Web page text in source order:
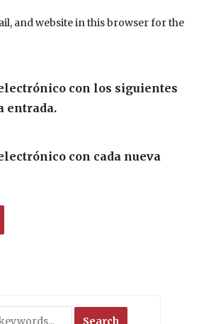
and website in this browser for the
con los siguientes
entrada.
con cada nueva